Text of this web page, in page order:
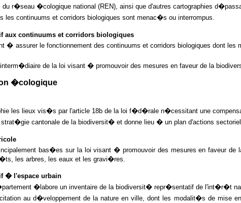
r�seau �cologique national (REN), ainsi que d'autres cartographies
les continuums et corridors biologiques sont menac�s ou interrompus.
continuums et corridors biologiques
� assurer le fonctionnement des continuums et corridors biologiques dont
de la loi visant � promouvoir des mesures en faveur de la
�cologique
les lieux vis�s par l'article 18b de la loi f�d�rale n�cessitant une
cantonale de la biodiversit� et donne lieu � un plan d'actions
bas�es sur la loi visant � promouvoir des mesures en faveur
les arbres, les eaux et les gravi�res.
� l'espace urbain
�labore un inventaire de la biodiversit� repr�sentatif de l'int�r�t
au d�veloppement de la nature en ville, dont les modalit�s de